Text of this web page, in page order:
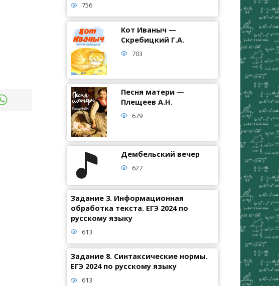
756
Кот Иваныч —
Скребицкий Г.А.
703
Песня матери —
Плещеев А.Н.
679
Дембельский вечер
627
Задание 3. Информационная
обработка текста. ЕГЭ 2024 по
русскому языку
613
Задание 8. Синтаксические нормы.
ЕГЭ 2024 по русскому языку
613